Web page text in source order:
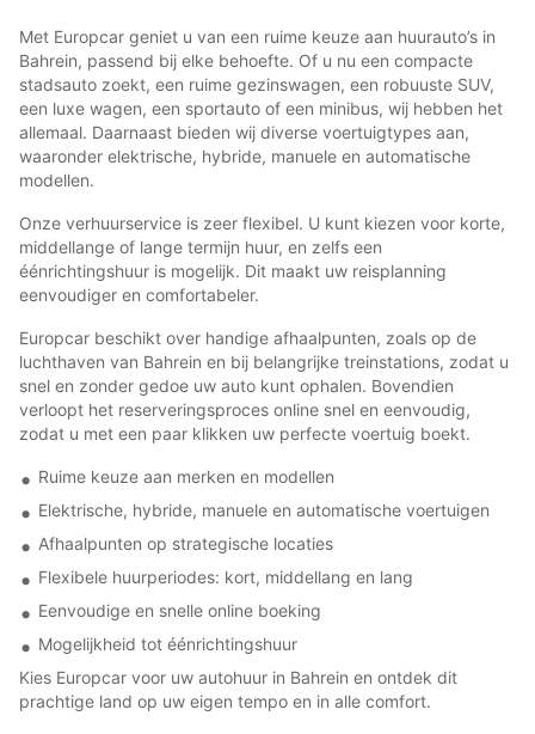
Met Europcar geniet u van een ruime keuze aan huurauto’s in
Bahrein, passend bij elke behoefte. Of u nu een compacte
stadsauto zoekt, een ruime gezinswagen, een robuuste SUV,
een luxe wagen, een sportauto of een minibus, wij hebben het
allemaal. Daarnaast bieden wij diverse voertuigtypes aan,
waaronder elektrische, hybride, manuele en automatische
modellen.
Onze verhuurservice is zeer flexibel. U kunt kiezen voor korte,
middellange of lange termijn huur, en zelfs een
éénrichtingshuur is mogelijk. Dit maakt uw reisplanning
eenvoudiger en comfortabeler.
Europcar beschikt over handige afhaalpunten, zoals op de
luchthaven van Bahrein en bij belangrijke treinstations, zodat u
snel en zonder gedoe uw auto kunt ophalen. Bovendien
verloopt het reserveringsproces online snel en eenvoudig,
zodat u met een paar klikken uw perfecte voertuig boekt.
Ruime keuze aan merken en modellen
Elektrische, hybride, manuele en automatische voertuigen
Afhaalpunten op strategische locaties
Flexibele huurperiodes: kort, middellang en lang
Eenvoudige en snelle online boeking
Mogelijkheid tot éénrichtingshuur
Kies Europcar voor uw autohuur in Bahrein en ontdek dit
prachtige land op uw eigen tempo en in alle comfort.